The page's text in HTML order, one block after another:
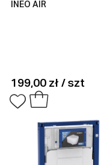
INEO AIR
199,00 zł / szt